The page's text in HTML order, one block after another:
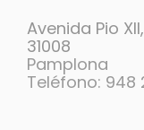
Avenida Pio
31008
Pamplona
Teléfono: 948